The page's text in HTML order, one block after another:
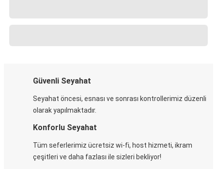
Güvenli Seyahat
Seyahat öncesi, esnası ve sonrası kontrollerimiz düzenli
olarak yapılmaktadır.
Konforlu Seyahat
Tüm seferlerimiz ücretsiz wi-fi, host hizmeti, ikram
çeşitleri ve daha fazlası ile sizleri bekliyor!